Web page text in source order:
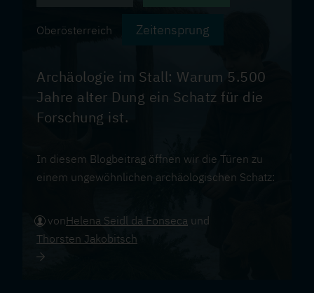
Oberösterreich Zeitensprung
Archäologie im Stall: Warum 5.500
Jahre alter Dung ein Schatz für die
Forschung ist.
In diesem Blogbeitrag öffnen wir die Türen zu
einem ungewöhnlichen archäologischen Schatz:
vonHelena Seidl da Fonseca und
Thorsten Jakobitsch